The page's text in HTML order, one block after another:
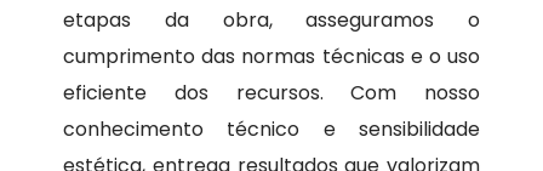
etapas da obra, asseguramos o
cumprimento das normas técnicas e o uso
eficiente dos recursos. Com nosso
conhecimento técnico e sensibilidade